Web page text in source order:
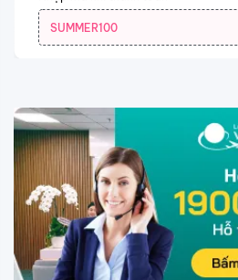
SUMMER100